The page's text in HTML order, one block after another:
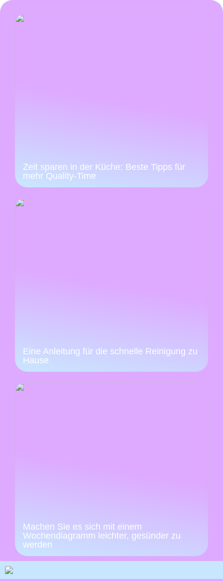
Zeit sparen in der Küche: Beste Tipps für
mehr Quality-Time
Eine Anleitung für die schnelle Reinigung zu
Hause
Machen Sie es sich mit einem
Wochendiagramm leichter, gesünder zu
werden